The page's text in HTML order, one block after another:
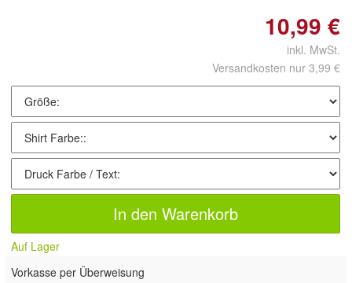
10,99 €
inkl. MwSt.
Versandkosten nur 3,99 €
In den Warenkorb
Auf Lager
Vorkasse per Überweisung